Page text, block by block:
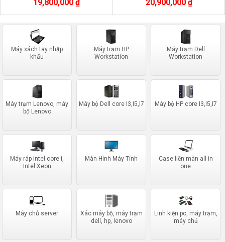
facebook)
19,800,000 ₫
facebook)
20,900,000 ₫
Máy xách tay nhập
khẩu
Máy trạm HP
Workstation
Máy trạm Dell
Workstation
Máy trạm Lenovo, máy
bộ Lenovo
Máy bộ Dell core I3,I5,I7 Máy bộ HP core I3,I5,I7
Máy ráp Intel core i,
Intel Xeon
Màn Hình Máy Tính
Case liền màn all in
one
Máy chủ server
Xác máy bộ, máy trạm
dell, hp, lenovo
Linh kiện pc, máy trạm,
máy chủ